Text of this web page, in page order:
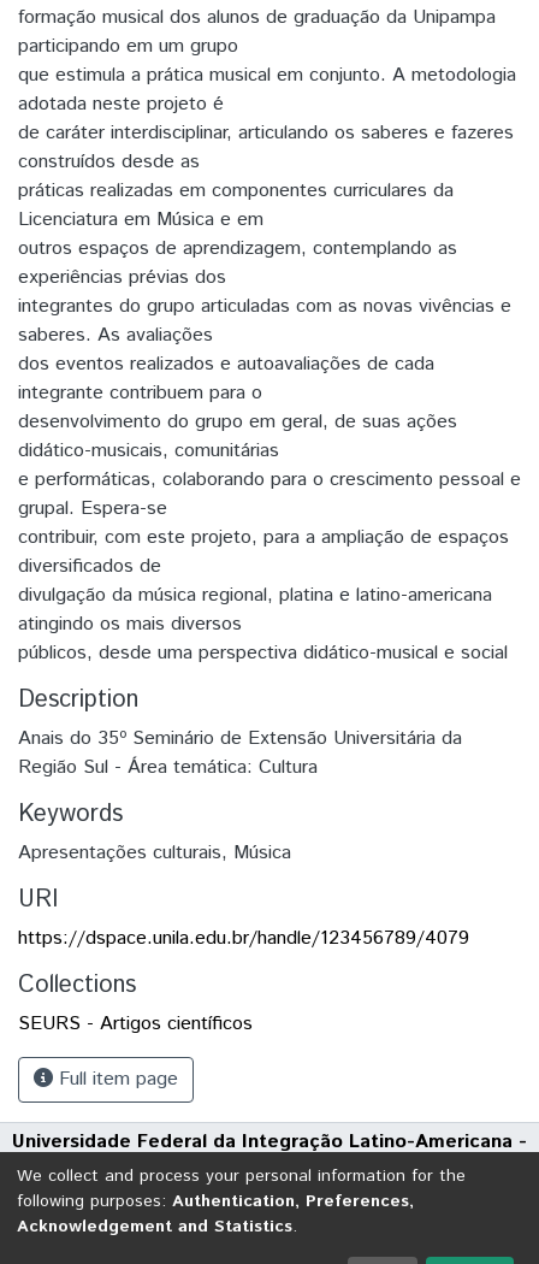
formação musical dos alunos de graduação da Unipampa
participando em um grupo
que estimula a prática musical em conjunto. A metodologia
adotada neste projeto é
de caráter interdisciplinar, articulando os saberes e fazeres
construídos desde as
práticas realizadas em componentes curriculares da
Licenciatura em Música e em
outros espaços de aprendizagem, contemplando as
experiências prévias dos
integrantes do grupo articuladas com as novas vivências e
saberes. As avaliações
dos eventos realizados e autoavaliações de cada
integrante contribuem para o
desenvolvimento do grupo em geral, de suas ações
didático-musicais, comunitárias
e performáticas, colaborando para o crescimento pessoal e
grupal. Espera-se
contribuir, com este projeto, para a ampliação de espaços
diversificados de
divulgação da música regional, platina e latino-americana
atingindo os mais diversos
públicos, desde uma perspectiva didático-musical e social
Description
Anais do 35º Seminário de Extensão Universitária da
Região Sul - Área temática: Cultura
Keywords
Apresentações culturais, Música
URI
https://dspace.unila.edu.br/handle/123456789/4079
Collections
SEURS - Artigos científicos
Full item page
Universidade Federal da Integração Latino-Americana -
UNILA
Avenida Tarquínio Joslin dos Santos, 1000 - Polo Universitário
CEP: 85870-650 | Foz do Iguaçu - Paraná
We collect and process your personal information for the
following purposes: Authentication, Preferences,
Acknowledgement and Statistics.